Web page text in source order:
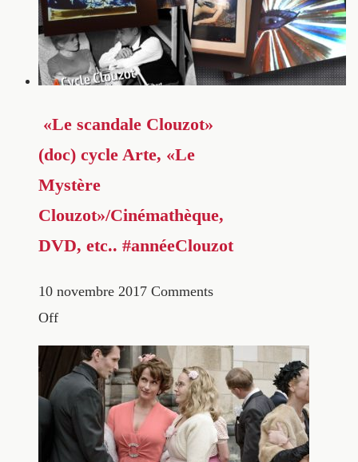
«Le scandale Clouzot»
(doc) cycle Arte, «Le
Mystère
Clouzot»/Cinémathèque,
DVD, etc.. #annéeClouzot
10 novembre 2017 Comments
Off